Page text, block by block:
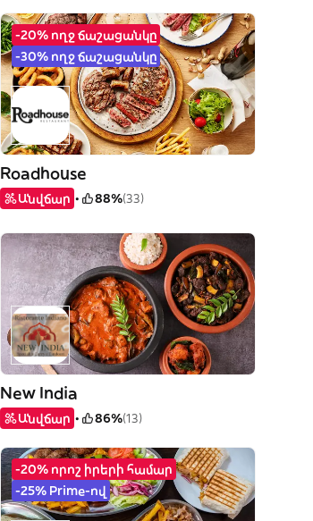
-20% ողջ ճաշացանկը
-30% ողջ ճաշացանկը
Roadhouse
Անվճար 88%(33)
New India
Անվճար 86%(13)
-20% որոշ իրերի համար
-25% Prime-ով